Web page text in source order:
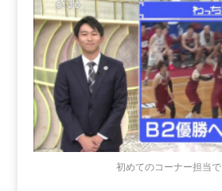
初めてのコーナー担当